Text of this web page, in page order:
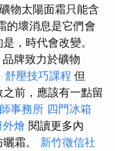
礦物太陽面霜只能含
的壞消息是它們會
，時代會改變。
牌致力於礦物
舒壓技巧課程但
前，應該有一點留
事務所 四門冰箱
燴 閱讀更多內
霜。 新竹徵信社